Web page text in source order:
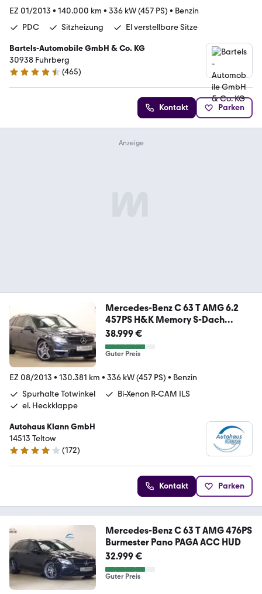
EZ 01/2013 • 140.000 km • 336 kW (457 PS) • Benzin
PDC
Sitzheizung El verstellbare Sitze
Bartels-Automobile GmbH & Co. KG
30938 Fuhrberg
4.6 Sterne
(465)
Kontakt Parken
Mercedes-Benz C 63 T AMG 6.2
457PS H&K Memory S-Dach
deutsch
38.999 €
Guter Preis
EZ 08/2013 • 130.381 km • 336 kW (457 PS) • Benzin
Spurhalte Totwinkel
Bi-Xenon R-CAM ILS
el. Heckklappe
Autohaus Klann GmbH
14513 Teltow
4 Sterne
(172)
Kontakt Parken
Mercedes-Benz C 63 T AMG 476PS
Burmester Pano PAGA ACC HUD
32.999 €
Guter Preis